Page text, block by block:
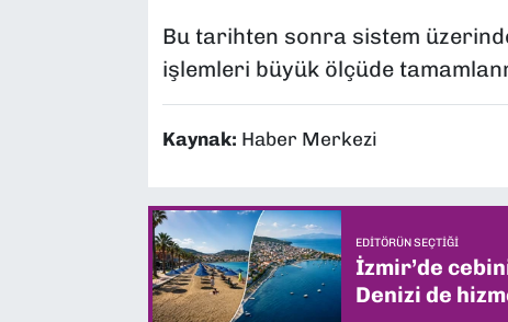
Bu tarihten sonra sistem
işlemleri büyük ölçüde
Kaynak: Haber Merkezi
EDITÖRÜN SEÇTIĞI
İzmir’de
Denizi de